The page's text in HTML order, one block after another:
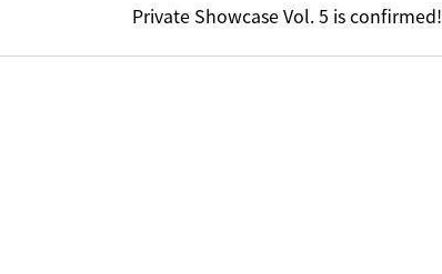
Private Showcase Vol. 5 is confirmed!